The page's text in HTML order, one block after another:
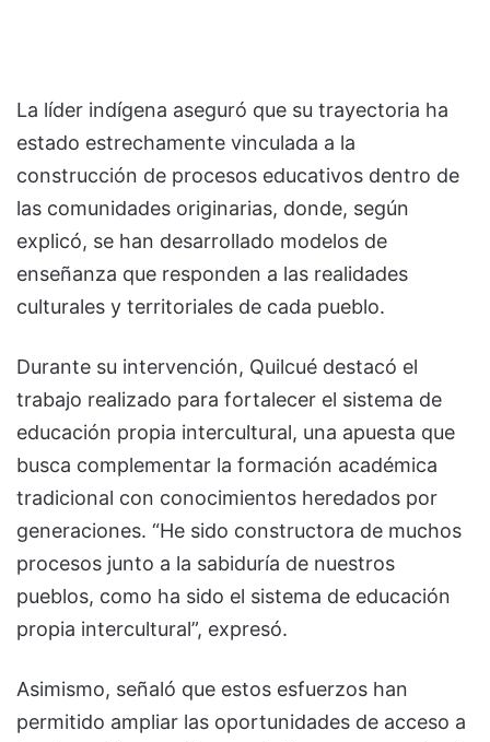
La líder indígena aseguró que su trayectoria ha
estado estrechamente vinculada a la
construcción de procesos educativos dentro de
las comunidades originarias, donde, según
explicó, se han desarrollado modelos de
enseñanza que responden a las realidades
culturales y territoriales de cada pueblo.
Durante su intervención, Quilcué destacó el
trabajo realizado para fortalecer el sistema de
educación propia intercultural, una apuesta que
busca complementar la formación académica
tradicional con conocimientos heredados por
generaciones. “He sido constructora de muchos
procesos junto a la sabiduría de nuestros
pueblos, como ha sido el sistema de educación
propia intercultural”, expresó.
Asimismo, señaló que estos esfuerzos han
permitido ampliar las oportunidades de acceso a